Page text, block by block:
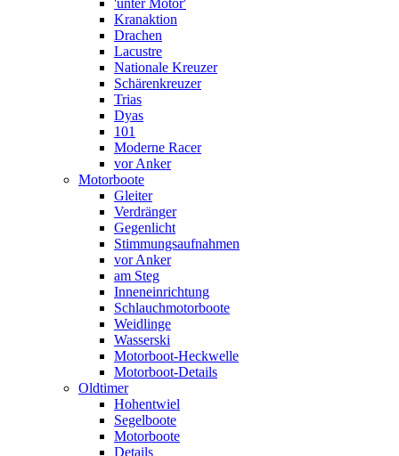
Kranaktion
Drachen
Lacustre
Nationale Kreuzer
Schärenkreuzer
Trias
Dyas
101
Moderne Racer
vor Anker
Motorboote
Gleiter
Verdränger
Gegenlicht
Stimmungsaufnahmen
vor Anker
am Steg
Inneneinrichtung
Schlauchmotorboote
Weidlinge
Wasserski
Motorboot-Heckwelle
Motorboot-Details
Oldtimer
Hohentwiel
Segelboote
Motorboote
Details